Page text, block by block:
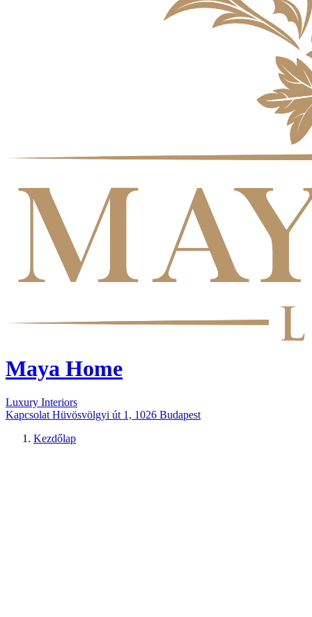
Maya Home
Luxury Interiors
Kapcsolat Hüvösvölgyi út 1, 1026 Budapest
Kezdőlap